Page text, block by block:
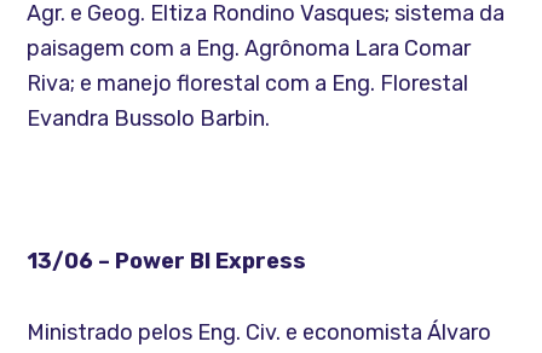
Agr. e Geog. Eltiza Rondino Vasques; sistema da
paisagem com a Eng. Agrônoma Lara Comar
Riva; e manejo florestal com a Eng. Florestal
Evandra Bussolo Barbin.
13/06 – Power BI Express
Ministrado pelos Eng. Civ. e economista Álvaro